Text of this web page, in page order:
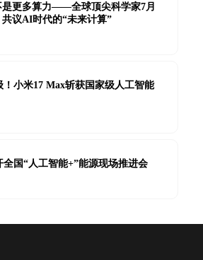
是更多算力——全球顶尖科学家7月
共议AI时代的“未来计算”
！小米17 Max斩获国家级人工智能
全国“人工智能+”能源现场推进会